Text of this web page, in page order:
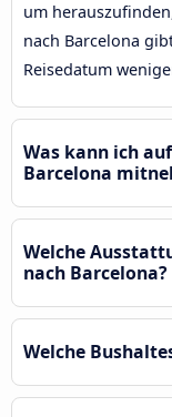
um
nach Barcelona
Reisedatum
Was kann ich
Barcelona
Welche
nach Barcelona?
Welche